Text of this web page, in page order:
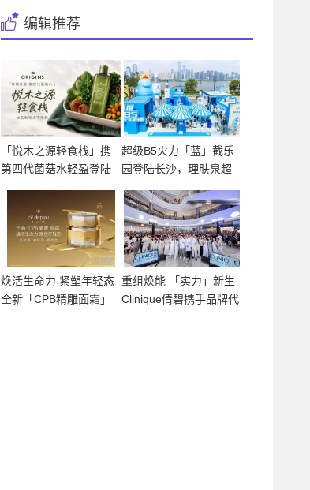
编辑推荐
「悦木之源轻食栈」携
第四代菌菇水轻盈登陆
超级B5火力「蓝」截乐
园登陆长沙，理肤泉超
焕活生命力 紧塑年轻态
全新「CPB精雕面霜」
重组焕能 「实力」新生
Clinique倩碧携手品牌代